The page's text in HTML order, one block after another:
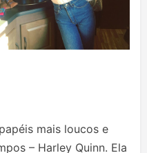
mais loucos e
– Harley Quinn. Ela